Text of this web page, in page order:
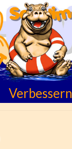
Verbessern